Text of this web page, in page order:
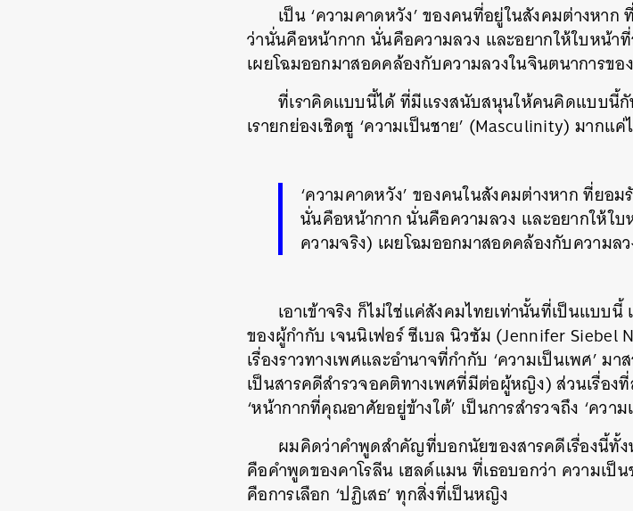
เป็น ‘ความคาดหวัง’ ของคนที่อยู่ในสังคมต่างหา
ว่านั่นคือหน้ากาก นั่นคือความลวง และอยากให้ใบหน้
เผยโฉมออกมาสอดคล้องกับความลวงในจินตนาการขอ
ที่เราคิดแบบนี้ได้ ที่มีแรงสนับสนุนให้คนคิดแบบนี้กั
เรายกย่องเชิดชู ‘ความเป็นชาย’ (Masculinity) มากแค่
‘ความคาดหวัง’ ของคนในสังคมต่างหาก ที่ยอ
นั่นคือหน้ากาก นั่นคือความลวง และอยากให้ใ
ความจริง) เผยโฉมออกมาสอดคล้องกับความล
เอาเข้าจริง ก็ไม่ใช่แค่สังคมไทยเท่านั้นที่เป็นแบบนี้
ของผู้กำกับ เจนนิเฟอร์ ซีเบล นิวซัม (Jennifer Siebel
เรื่องราวทางเพศและอำนาจที่กำกับ ‘ความเป็นเพศ’ มา
เป็นสารคดีสำรวจอคติทางเพศที่มีต่อผู้หญิง) ส่วนเรื่องที่
‘หน้ากากที่คุณอาศัยอยู่ข้างใต้’ เป็นการสำรวจถึง ‘ควา
ผมคิดว่าคำพูดสำคัญที่บอกนัยของสารคดีเรื่องนี้ทั้
คือคำพูดของคาโรลีน เฮลด์แมน ที่เธอบอกว่า ความเป็
คือการเลือก ‘ปฏิเสธ’ ทุกสิ่งที่เป็นหญิง